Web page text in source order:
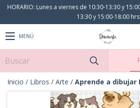
HORARIO: Lunes a viernes de 10:30-13:30 y
13:30 y 15:00-18:00 hrs
MENÚ
Inicio / Libros / Arte / Aprende a dibujar